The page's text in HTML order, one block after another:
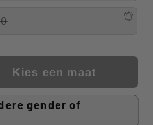
Kies een maat
gender of